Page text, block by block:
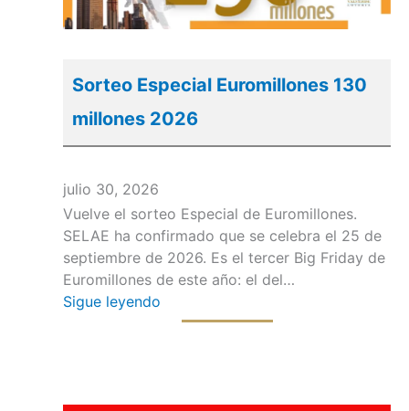
Sorteo Especial Euromillones 130
millones 2026
julio 30, 2026
Vuelve el sorteo Especial de Euromillones.
SELAE ha confirmado que se celebra el 25 de
septiembre de 2026. Es el tercer Big Friday de
Euromillones de este año: el del…
Sigue leyendo